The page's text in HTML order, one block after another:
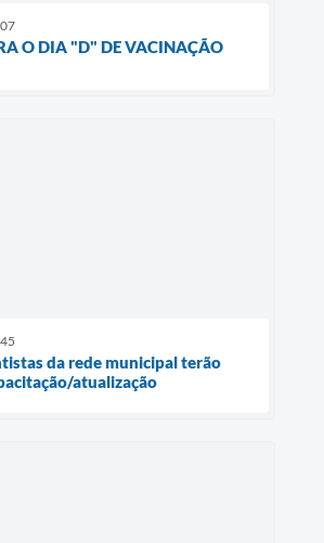
O DIA "D" DE VACINAÇÃO
da rede municipal terão
atualização